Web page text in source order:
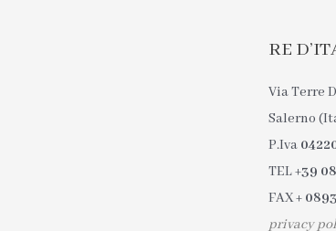
RE
Via Terre
Salerno
P.Iva
TEL+39
FAX+
privacy